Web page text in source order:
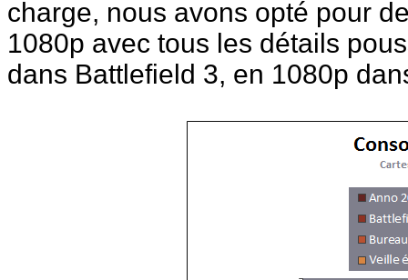
charge, nous avons opté pour
1080p avec tous les détails
dans Battlefield 3, en 1080p